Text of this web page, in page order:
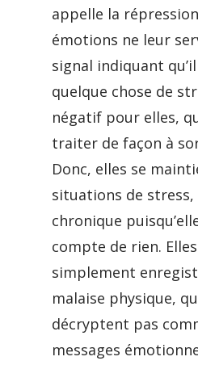
appelle la
émotions ne leur
signal indiquant
quelque chose de
négatif pour elles,
traiter de façon à
Donc, elles se
situations de
chronique
compte de rien.
simplement
malaise physique,
décryptent pas
messages